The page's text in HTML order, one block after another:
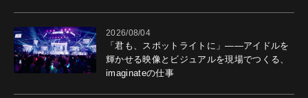
2026/08/04
「君も、スポットライトに」――アイドルを
輝かせる映像とビジュアルを現場でつくる、
imaginateの仕事